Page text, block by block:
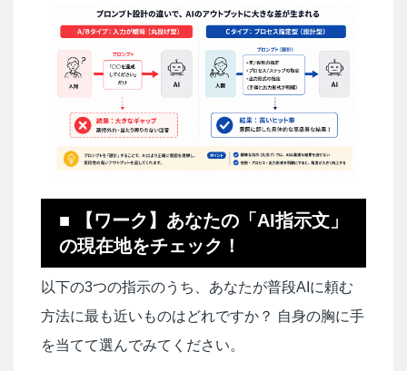
■ 【ワーク】あなたの「AI指示文」
の現在地をチェック！
以下の3つの指示のうち、あなたが普段AIに頼む
方法に最も近いものはどれですか？ 自身の胸に手
を当てて選んでみてください。